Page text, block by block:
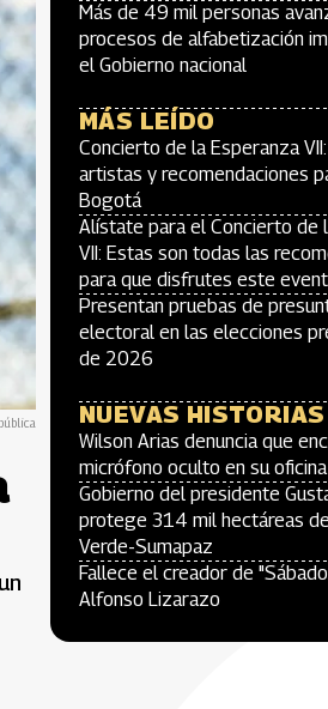
Más de 49 mil personas
procesos de alfabetización
el Gobierno nacional
MÁS LEÍDO
Concierto de la Esperanza
artistas y recomendaciones
Bogotá
Alístate para el Concierto de
VII: Estas son todas las
para que disfrutes este
Presentan pruebas de
electoral en las elecciones
de 2026
NUEVAS HISTORIAS
Wilson Arias denuncia que
micrófono oculto en su oficina
Gobierno del presidente
protege 314 mil hectáreas
Verde-Sumapaz
Fallece el creador de
Alfonso Lizarazo